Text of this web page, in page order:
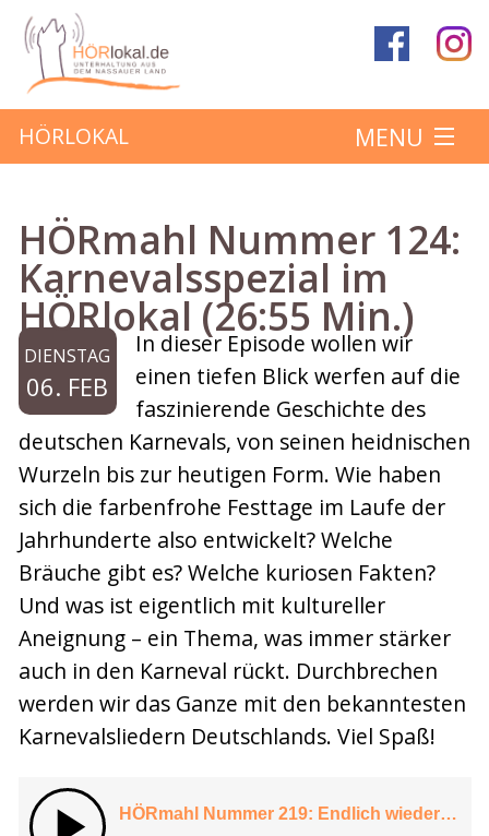
HÖRLOKAL MENU
Hörbeiträge
Über das Projekt
Mitmachen
Kontakt
HÖRmahl Nummer 124:
Karnevalsspezial im
HÖRlokal (26:55 Min.)
DIENSTAG
06. FEB
In dieser Episode wollen wir
einen tiefen Blick werfen auf die
faszinierende Geschichte des
deutschen Karnevals, von seinen heidnischen
Wurzeln bis zur heutigen Form. Wie haben
sich die farbenfrohe Festtage im Laufe der
Jahrhunderte also entwickelt? Welche
Bräuche gibt es? Welche kuriosen Fakten?
Und was ist eigentlich mit kultureller
Aneignung – ein Thema, was immer stärker
auch in den Karneval rückt. Durchbrechen
werden wir das Ganze mit den bekanntesten
Karnevalsliedern Deutschlands. Viel Spaß!